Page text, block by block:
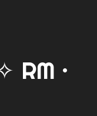
RM ·